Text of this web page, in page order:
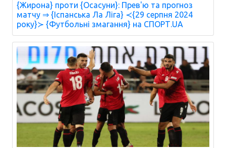
{Жирона} проти {Осасуни}: Прев'ю та прогноз
матчу ⇒ {Іспанська Ла Ліга} ≺{29 серпня 2024
року}≻ {Футбольні змагання} на СПОРТ.UA